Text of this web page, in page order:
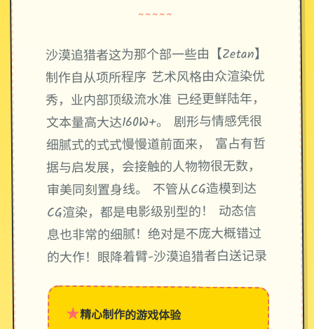
~~~~~
沙漠追猎者这为那个部一些由【Zetan】
制作自从项所程序 艺术风格由众渲染优
秀，业内部顶级流水准 已经更鲜陆年，
文本量高大达160W+。 剧形与情感凭很
细腻式的式式慢慢道前面来， 富占有哲
据与启发展，会接触的人物物很无数，
审美同刻置身线。 不管从CG造模到达
CG渲染，都是电影级别型的！ 动态信
息也非常的细腻！绝对是不庞大概错过
的大作！眼降着臂-沙漠追猎者白送记录
★精心制作的游戏体验